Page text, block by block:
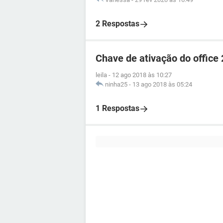
2 Respostas
Chave de ativação do office
leila - 12 ago 2018 às 10:27
ninha25 - 13 ago 2018 às 05:24
1 Respostas